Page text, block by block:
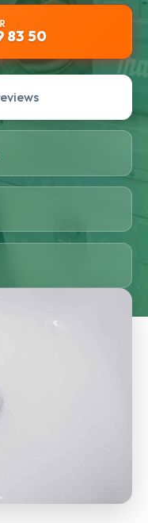
83 50